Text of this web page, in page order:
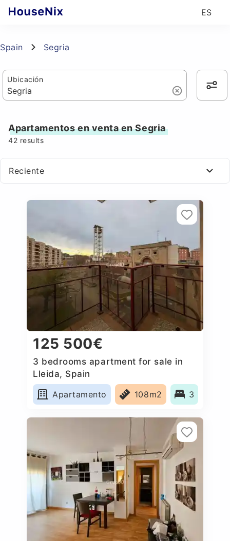
ES
Spain Segria
Ubicación
Apartamentos en venta en Segria
42 results
Reciente
125 500€
3 bedrooms apartment for sale in
Lleida, Spain
Apartamento
108m2 3